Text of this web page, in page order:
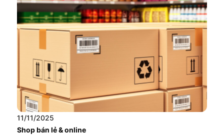
11/11/2025
Shop bán lẻ & online